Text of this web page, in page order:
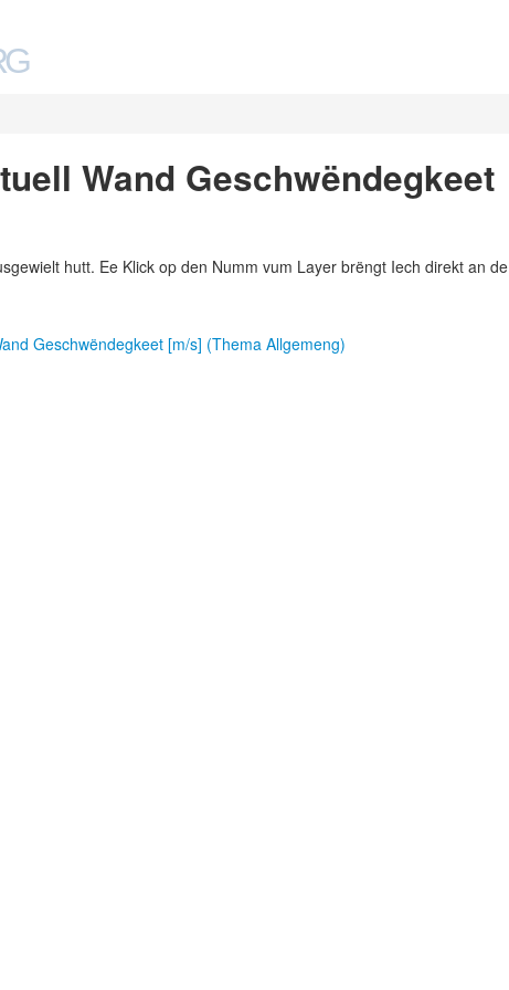
Wand Geschwëndegkeet
hutt. Ee Klick op den Numm vum Layer brëngt Iech direkt an de
Geschwëndegkeet [m/s] (Thema Allgemeng)